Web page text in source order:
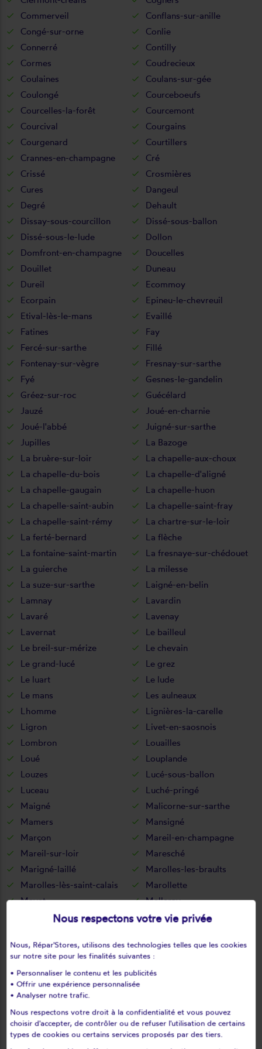
Commerveil
Conflans-sur-anille
Congé-sur-orne
Conlie
Connerré
Contilly
Cormes
Coudrecieux
Coulaines
Coulans-sur-gée
Coulongé
Courceboeufs
Courcelles-la-forêt
Courcemont
Courcival
Courgains
Courgenard
Courtillers
Crannes-en-champagne
Cré
Crissé
Crosmières
Cures
Dangeul
Degré
Dehault
Dissay-sous-courcillon
Dissé-sous-ballon
Dissé-sous-le-lude
Dollon
Domfront-en-champagne
Doucelles
Douillet
Duneau
Dureil
Ecommoy
Ecorpain
Epineu-le-chevreuil
Etival-lès-le-mans
Evaillé
Fatines
Fay
Fercé-sur-sarthe
Fillé
Fontenay-sur-vègre
Fresnay-sur-sarthe
Fyé
Gesnes-le-gandelin
Gréez-sur-roc
Guécélard
Jauzé
Joué-en-charnie
Joué-l'abbé
Juigné-sur-sarthe
Jupilles
La Bazoge
La bruère-sur-loir
La chapelle-aux-choux
La chapelle-du-bois
La chapelle-d'aligné
La chapelle-gaugain
La chapelle-huon
La chapelle-saint-aubin
La chapelle-saint-fray
La chapelle-saint-rémy
La chartre-sur-le-loir
La ferté-bernard
La flèche
La fontaine-saint-martin
La fresnaye-sur-chédouet
La guierche
La milesse
La suze-sur-sarthe
Laigné-en-belin
Lamnay
Lavardin
Lavaré
Lavenay
Lavernat
Le bailleul
Le breil-sur-mérize
Le chevain
Le grand-lucé
Le grez
Le luart
Le lude
Le mans
Les aulneaux
Lhomme
Lignières-la-carelle
Ligron
Livet-en-saosnois
Lombron
Louailles
Loué
Louplande
Louzes
Lucé-sous-ballon
Luceau
Luché-pringé
Maigné
Malicorne-sur-sarthe
Mamers
Mansigné
Marçon
Mareil-en-champagne
Mareil-sur-loir
Maresché
Marigné-laillé
Marolles-les-braults
Marolles-lès-saint-calais
Marollette
Mayet
Melleray
Mézeray
Moitron-sur-sarthe
Moncé-en-belin
Moncé-en-saosnois
Montabon
Montaillé
Montbizot
Montreuil-le-chétif
Montreuil-le-henri
Montval-sur-Loir
Moulins-le-carbonnel
Nous respectons votre vie privée
Nous, Répar'Stores, utilisons des technologies telles que les cookies
sur notre site pour les finalités suivantes :
• Personnaliser le contenu et les publicités
• Offrir une expérience personnalisée
• Analyser notre trafic.
Nous respectons votre droit à la confidentialité et vous pouvez
choisir d'accepter, de contrôler ou de refuser l'utilisation de certains
types de cookies ou certains services proposés par des tiers.